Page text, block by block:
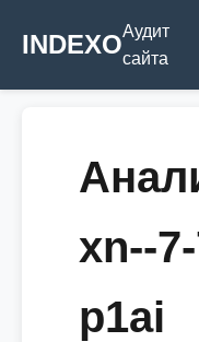
INDEXOАудит
сайта
xn--
p1ai